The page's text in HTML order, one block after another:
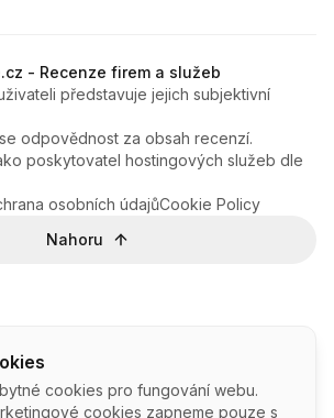
cookies pro fungování webu.
cookies zapneme pouze s
- Recenze firem a služeb
představuje jejich subjektivní
odpovědnost za obsah recenzí.
poskytovatel hostingových služeb dle
osobních údajůCookie Policy
Nahoru